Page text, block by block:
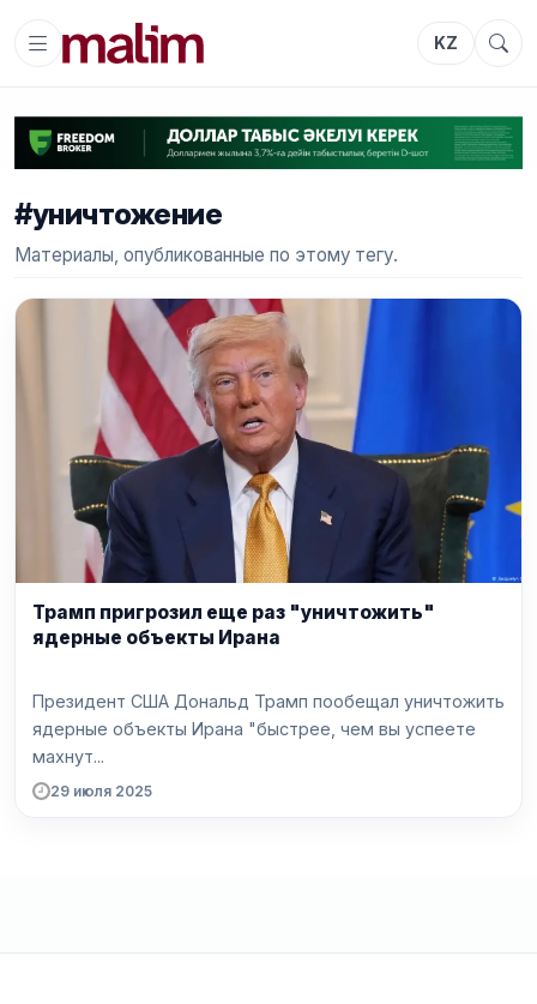
KZ
#уничтожение
Материалы, опубликованные по этому тегу.
Трамп пригрозил еще раз "уничтожить"
ядерные объекты Ирана
Президент США Дональд Трамп пообещал уничтожить
ядерные объекты Ирана "быстрее, чем вы успеете
махнут...
29 июля 2025